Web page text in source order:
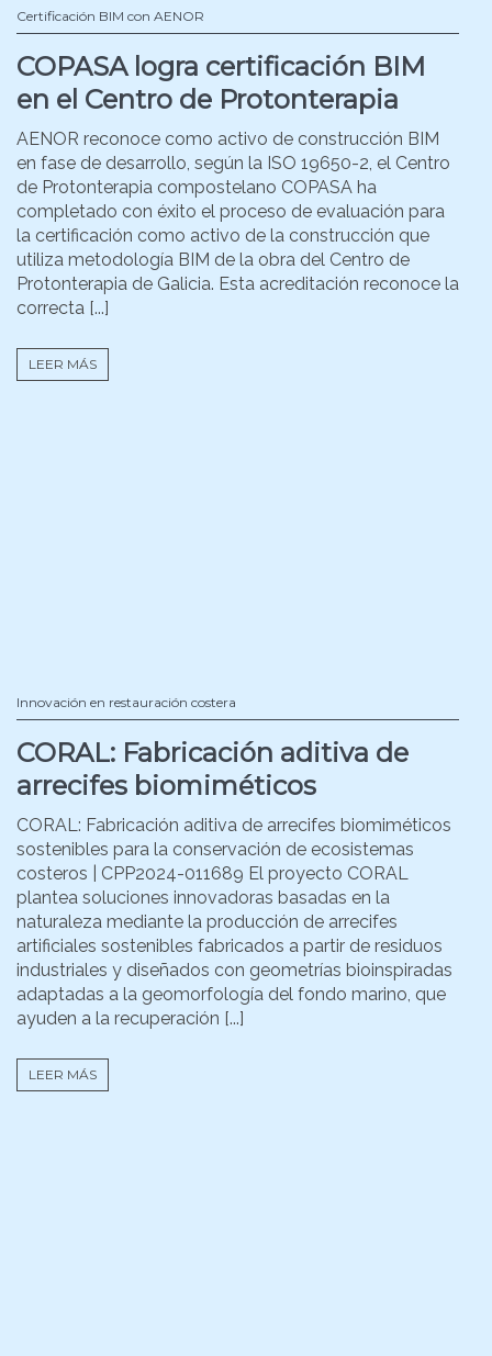
Certificación BIM con AENOR
COPASA logra certificación BIM
en el Centro de Protonterapia
AENOR reconoce como activo de construcción BIM
en fase de desarrollo, según la ISO 19650-2, el Centro
de Protonterapia compostelano COPASA ha
completado con éxito el proceso de evaluación para
la certificación como activo de la construcción que
utiliza metodología BIM de la obra del Centro de
Protonterapia de Galicia. Esta acreditación reconoce la
correcta [...]
LEER MÁS
Innovación en restauración costera
CORAL: Fabricación aditiva de
arrecifes biomiméticos
CORAL: Fabricación aditiva de arrecifes biomiméticos
sostenibles para la conservación de ecosistemas
costeros | CPP2024-011689 El proyecto CORAL
plantea soluciones innovadoras basadas en la
naturaleza mediante la producción de arrecifes
artificiales sostenibles fabricados a partir de residuos
industriales y diseñados con geometrías bioinspiradas
adaptadas a la geomorfología del fondo marino, que
ayuden a la recuperación [...]
LEER MÁS